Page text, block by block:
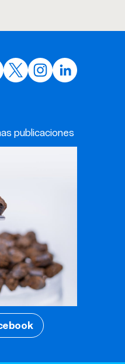
publicaciones